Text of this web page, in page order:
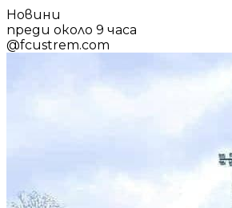
Новини
преди около 9 часа
@fcustrem.com